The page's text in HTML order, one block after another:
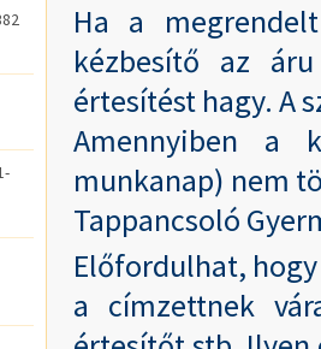
Ha a
kézbesítő az
értesítést hagy. A
Amennyiben a
munkanap) nem
Tappancsoló
Előfordulhat,
a címzettnek